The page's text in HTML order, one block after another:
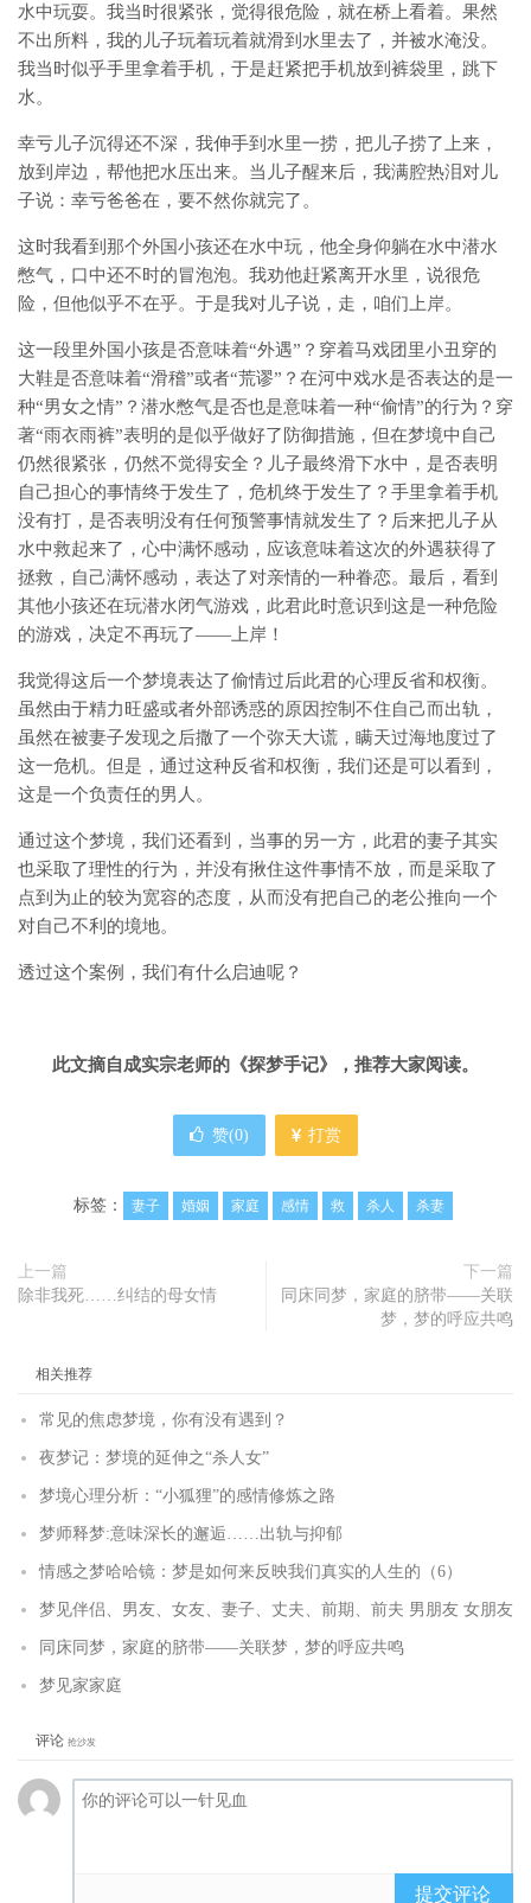
水中玩耍。我当时很紧张，觉得很危险，就在桥上看着。果然
不出所料，我的儿子玩着玩着就滑到水里去了，并被水淹没。
我当时似乎手里拿着手机，于是赶紧把手机放到裤袋里，跳下
水。
幸亏儿子沉得还不深，我伸手到水里一捞，把儿子捞了上来，
放到岸边，帮他把水压出来。当儿子醒来后，我满腔热泪对儿
子说：幸亏爸爸在，要不然你就完了。
这时我看到那个外国小孩还在水中玩，他全身仰躺在水中潜水
憋气，口中还不时的冒泡泡。我劝他赶紧离开水里，说很危
险，但他似乎不在乎。于是我对儿子说，走，咱们上岸。
这一段里外国小孩是否意味着“外遇”？穿着马戏团里小丑穿的
大鞋是否意味着“滑稽”或者“荒谬”？在河中戏水是否表达的是一
种“男女之情”？潜水憋气是否也是意味着一种“偷情”的行为？穿
著“雨衣雨裤”表明的是似乎做好了防御措施，但在梦境中自己
仍然很紧张，仍然不觉得安全？儿子最终滑下水中，是否表明
自己担心的事情终于发生了，危机终于发生了？手里拿着手机
没有打，是否表明没有任何预警事情就发生了？后来把儿子从
水中救起来了，心中满怀感动，应该意味着这次的外遇获得了
拯救，自己满怀感动，表达了对亲情的一种眷恋。最后，看到
其他小孩还在玩潜水闭气游戏，此君此时意识到这是一种危险
的游戏，决定不再玩了——上岸！
我觉得这后一个梦境表达了偷情过后此君的心理反省和权衡。
虽然由于精力旺盛或者外部诱惑的原因控制不住自己而出轨，
虽然在被妻子发现之后撒了一个弥天大谎，瞒天过海地度过了
这一危机。但是，通过这种反省和权衡，我们还是可以看到，
这是一个负责任的男人。
通过这个梦境，我们还看到，当事的另一方，此君的妻子其实
也采取了理性的行为，并没有揪住这件事情不放，而是采取了
点到为止的较为宽容的态度，从而没有把自己的老公推向一个
对自己不利的境地。
透过这个案例，我们有什么启迪呢？
此文摘自成实宗老师的《探梦手记》，推荐大家阅读。
赞(0) 打赏
标签： 妻子 婚姻 家庭 感情 救 杀人 杀妻
上一篇
除非我死……纠结的母女情
下一篇
同床同梦，家庭的脐带——关联
梦，梦的呼应共鸣
相关推荐
常见的焦虑梦境，你有没有遇到？
夜梦记：梦境的延伸之“杀人女”
梦境心理分析：“小狐狸”的感情修炼之路
梦师释梦:意味深长的邂逅……出轨与抑郁
情感之梦哈哈镜：梦是如何来反映我们真实的人生的（6）
梦见伴侣、男友、女友、妻子、丈夫、前期、前夫 男朋友 女朋友
同床同梦，家庭的脐带——关联梦，梦的呼应共鸣
梦见家家庭
评论 抢沙发
提交评论